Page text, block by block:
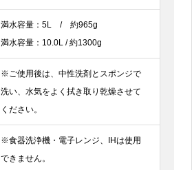
満水容量：5L / 約965g
満水容量：10.0L / 約1300g
※ご使用後は、中性洗剤とスポンジで
洗い、水気をよく拭き取り乾燥させて
ください。
※食器洗浄機・電子レンジ、IHは使用
できません。